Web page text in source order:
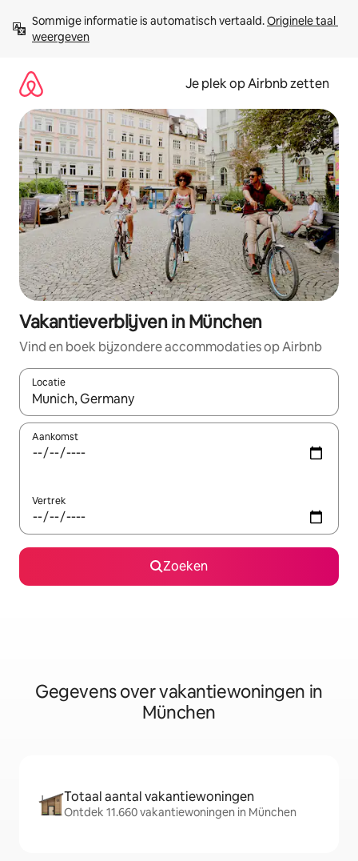
direct
naar
Sommige informatie is automatisch vertaald. Originele taal
weergeven
Je plek op Airbnb zetten
Vakantieverblijven in München
Vind en boek bijzondere accommodaties op Airbnb
Locatie
Wanneer er resultaten beschikbaar zijn, maak je een keuze
Aankomst
Vertrek
Zoeken
Gegevens over vakantiewoningen in
München
Totaal aantal vakantiewoningen
Ontdek 11.660 vakantiewoningen in München